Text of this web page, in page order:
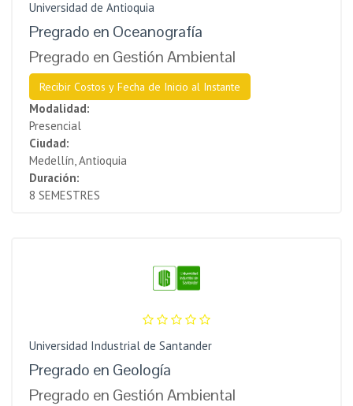
Universidad de Antioquia
Pregrado en Oceanografía
Pregrado en Gestión Ambiental
Recibir Costos y Fecha de Inicio al Instante
Modalidad:
Presencial
Ciudad:
Medellín, Antioquia
Duración:
8 SEMESTRES
Universidad Industrial de Santander
Pregrado en Geología
Pregrado en Gestión Ambiental